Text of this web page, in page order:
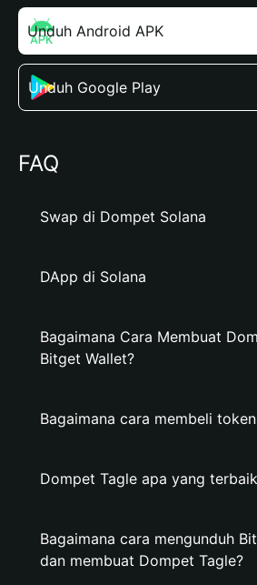
Unduh Android APK
Unduh Google Play
FAQ
Swap di Dompet Solana
DApp di Solana
Bagaimana Cara Membuat
Bitget Wallet?
Bagaimana cara membeli
Dompet Tagle apa yang
Bagaimana cara mengunduh
dan membuat Dompet Tagle?